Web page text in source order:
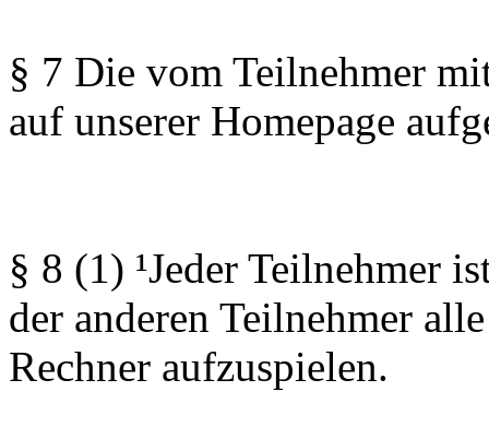
§ 7 Die vom Teilnehmer
auf unserer Homepage
§ 8 (1) ¹Jeder Teilnehmer
der anderen Teilnehmer
Rechner aufzuspielen.